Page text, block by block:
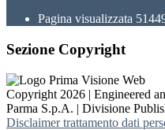
Pagina visualizzata
Sezione Copyright
Copyright 2026 | Engineered
Parma S.p.A. | Divisione
Disclaimer trattamento dati